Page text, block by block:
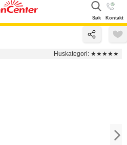
Kontakt
Søk
Huskategori: ★★★★★